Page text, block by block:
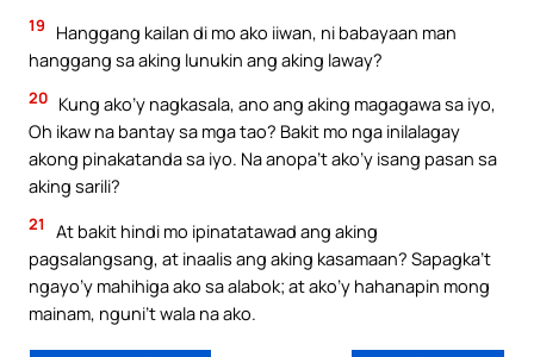
19
Hanggang kailan di mo ako iiwan, ni babayaan man
hanggang sa aking lunukin ang aking laway?
20 Kung ako’y nagkasala, ano ang aking magagawa sa iyo,
Oh ikaw na bantay sa mga tao? Bakit mo nga inilalagay
akong pinakatanda sa iyo. Na anopa’t ako’y isang pasan sa
aking sarili?
21
At bakit hindi mo ipinatatawad ang aking
pagsalangsang, at inaalis ang aking kasamaan? Sapagka’t
ngayo’y mahihiga ako sa alabok; at ako’y hahanapin mong
mainam, nguni’t wala na ako.